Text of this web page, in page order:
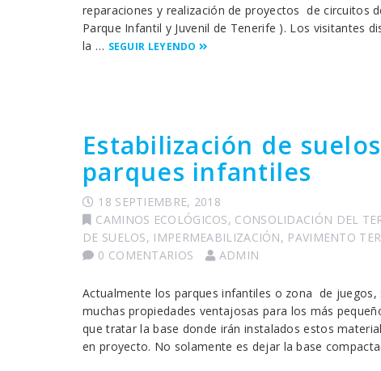
reparaciones y realización de proyectos de circuitos
Parque Infantil y Juvenil de Tenerife ). Los visitantes
la … SEGUIR LEYENDO
Estabilización de
parques infantiles
18 SEPTIEMBRE, 2018
CAMINOS ECOLÓGICOS, CONSOLIDACIÓN DEL
DE SUELOS, IMPERMEABILIZACIÓN, PAVIMENTO
0 COMENTARIOS
ADMIN
Actualmente los parques infantiles o zona de
muchas propiedades ventajosas para los más
que tratar la base donde irán instalados estos
en proyecto. No solamente es dejar la base